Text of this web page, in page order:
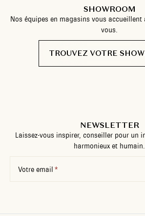
SHOWROOM
Nos équipes en magasins vous accueillent
vous.
TROUVEZ VOTRE
NEWSLETTER
Laissez-vous inspirer, conseiller pour un
harmonieux et humain.
Votre email